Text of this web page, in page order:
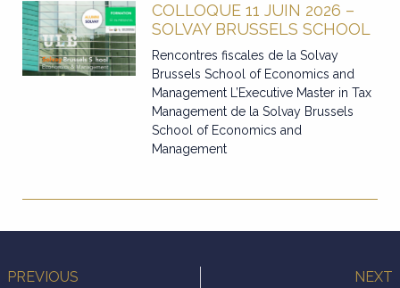
COLLOQUE 11 JUIN 2026 –
SOLVAY BRUSSELS SCHOOL
Rencontres fiscales de la Solvay
Brussels School of Economics and
Management L’Executive Master in Tax
Management de la Solvay Brussels
School of Economics and
Management
PREVIOUS NEXT